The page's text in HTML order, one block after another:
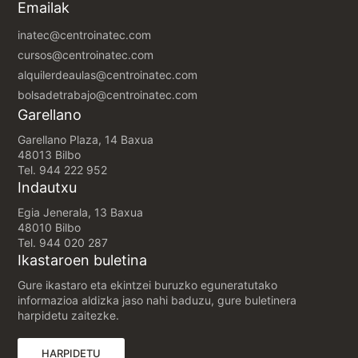
Emailak
inatec@centroinatec.com
cursos@centroinatec.com
alquilerdeaulas@centroinatec.com
bolsadetrabajo@centroinatec.com
Garellano
Garellano Plaza, 14 Baxua
48013 Bilbo
Tel. 944 222 952
Indautxu
Egia Jenerala, 13 Baxua
48010 Bilbo
Tel. 944 020 287
Ikastaroen buletina
Gure ikastaro eta ekintzei buruzko eguneratutako
informazioa aldizka jaso nahi baduzu, gure buletinera
harpidetu zaitezke.
HARPIDETU